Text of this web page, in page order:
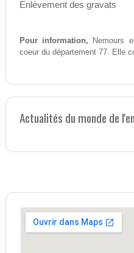
Enlèvement des gravats
Pour information, Nemours
coeur du département 77. Elle
Actualités du monde de